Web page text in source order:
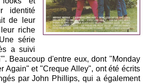
identité
de leur
riche
série
a suivi
Beaucoup d'entre eux, dont "Monday
Again" et "Creque Alley", ont été écrits
par John Phillips, qui a également